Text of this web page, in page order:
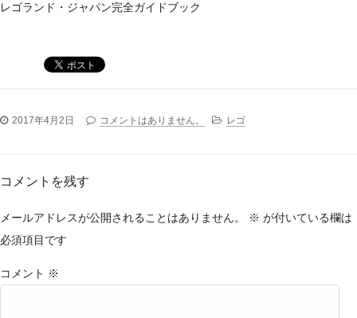
レゴランド・ジャパン完全ガイドブック
2017年4月2日 コメントはありません。 レゴ
コメントを残す
メールアドレスが公開されることはありません。 ※ が付いている欄は
必須項目です
コメント ※